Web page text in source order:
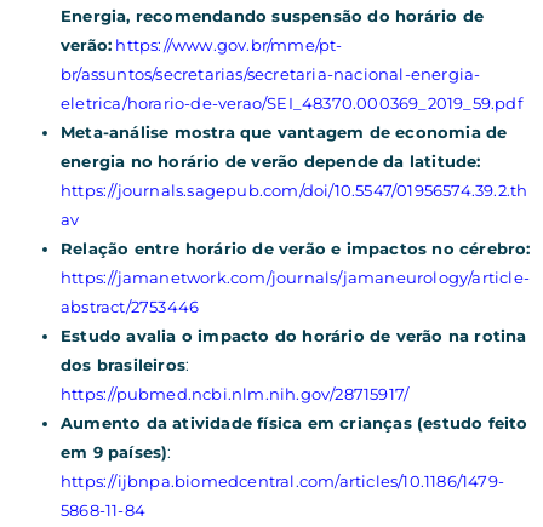
Energia, recomendando suspensão do horário de
verão: https://www.gov.br/mme/pt-
br/assuntos/secretarias/secretaria-nacional-energia-
eletrica/horario-de-verao/SEI_48370.000369_2019_59.pdf
Meta-análise mostra que vantagem de economia de
energia no horário de verão depende da latitude:
https://journals.sagepub.com/doi/10.5547/01956574.39.2.th
av
Relação entre horário de verão e impactos no cérebro:
https://jamanetwork.com/journals/jamaneurology/article-
abstract/2753446
Estudo avalia o impacto do horário de verão na rotina
dos brasileiros:
https://pubmed.ncbi.nlm.nih.gov/28715917/
Aumento da atividade física em crianças (estudo feito
em 9 países):
https://ijbnpa.biomedcentral.com/articles/10.1186/1479-
5868-11-84